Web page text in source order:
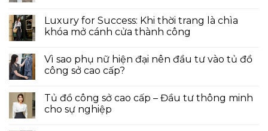
Luxury for Success: Khi thời trang là chìa
khóa mở cánh cửa thành công
Vì sao phụ nữ hiện đại nên đầu tư vào tủ đồ
công sở cao cấp?
Tủ đồ công sở cao cấp – Đầu tư thông minh
cho sự nghiệp